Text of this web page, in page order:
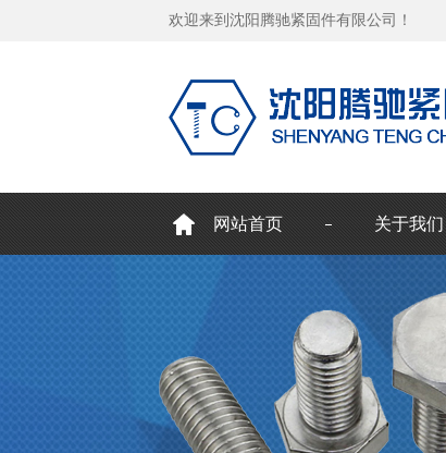
欢迎来到沈阳腾驰紧固件有限公司！
网站首页 关于我们